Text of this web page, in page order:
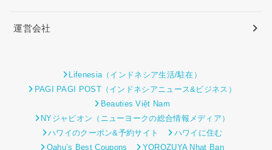
運営会社
Lifenesia（インドネシア生活/駐在）
PAGI PAGI POST（インドネシアニュース&ビジネス）
Beauties Việt Nam
NYジャピオン（ニューヨークの総合情報メディア）
ハワイのクーポン&予約サイト
ハワイに住む
Oahu’s Best Coupons
YOROZUYA Nhat Ban